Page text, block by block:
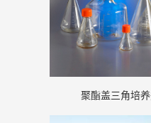
聚酯盖三角培